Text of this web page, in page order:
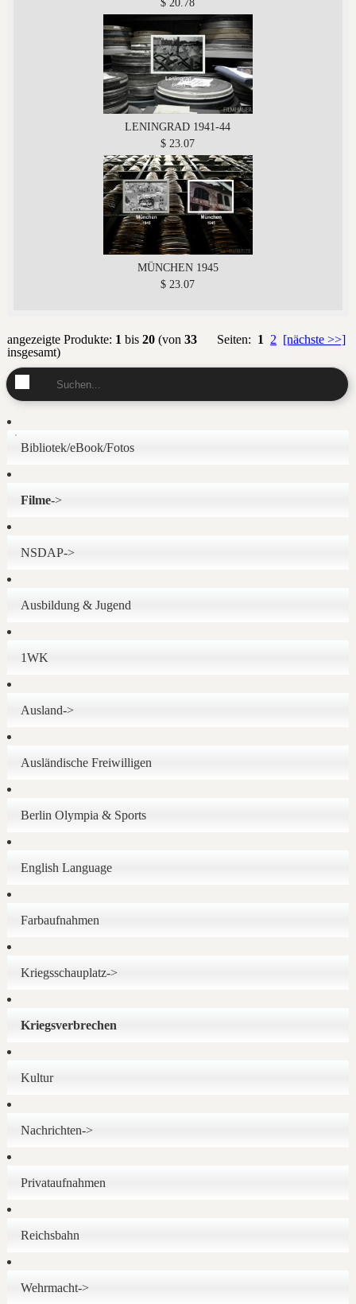
$ 20.78
LENINGRAD 1941-44
$ 23.07
MÜNCHEN 1945
$ 23.07
Seiten: 1 2 [nächste >>]
angezeigte Produkte: 1 bis 20(von 33
insgesamt)
Bibliotek/eBook/Fotos
Filme->
NSDAP->
Ausbildung & Jugend
1WK
Ausland->
Ausländische Freiwilligen
Berlin Olympia & Sports
English Language
Farbaufnahmen
Kriegsschauplatz->
Kriegsverbrechen
Kultur
Nachrichten->
Privataufnahmen
Reichsbahn
Wehrmacht->